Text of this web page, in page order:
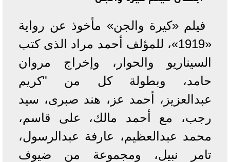
فيلم «كيرة والجن» مأخوذ عن رواية
«1919»، للمؤلف أحمد مراد الذى كتب
السيناريو والحوار، وإخراج مروان
حامد، وبطولة كل من "كريم
عبدالعزيز، أحمد عز، هند صبرى، سيد
رجب، مع أحمد مالك، على قاسم،
محمد عبدالعظيم، عارفة عبدالرسول،
تامر نبيل، ومجموعة من ضيوف